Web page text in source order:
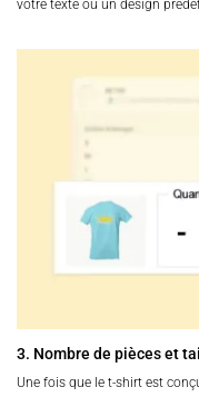
votre texte ou un design
3. Nombre de pièces et
Une fois que le t-shirt est